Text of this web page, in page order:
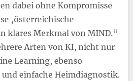
dabei ohne Kompromisse
‚österreichische
klares Merkmal von MIND.“
Arten von KI, nicht nur
Learning, ebenso
einfache Heimdiagnostik.